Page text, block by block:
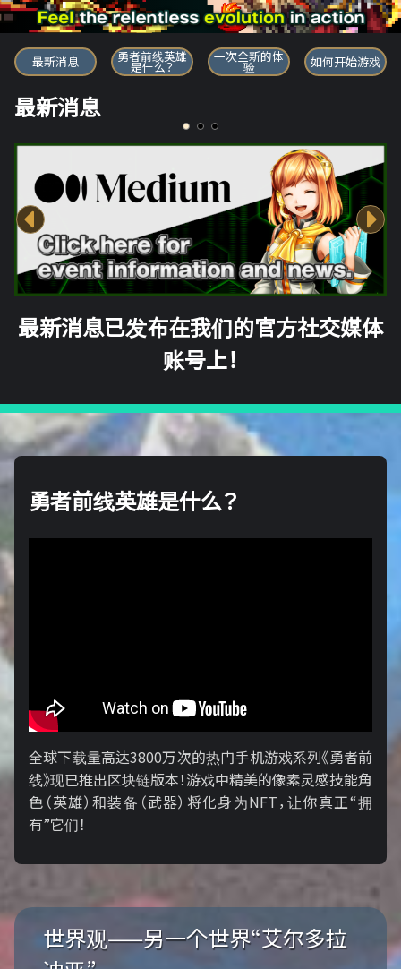
勇者前线英雄
最新消息 勇者前线英雄
是什么？
一次全新的体
验 如何开始游戏
最新消息
最新消息已发布在我们的官方社交媒体
账号上！
勇者前线英雄是什么？
全球下载量高达3800万次的热门手机游戏系列《勇者前
线》现已推出区块链版本！游戏中精美的像素灵感技能角
色（英雄）和装备（武器）将化身为NFT，让你真正“拥
有”它们！
世界观——另一个世界“艾尔多拉